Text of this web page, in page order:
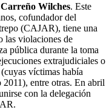
Wilches. Este
cofundador del
(CAJAR), tiene una
las violaciones de
pública durante la toma
extrajudiciales o
víctimas había
entre otras. En abril
con la delegación